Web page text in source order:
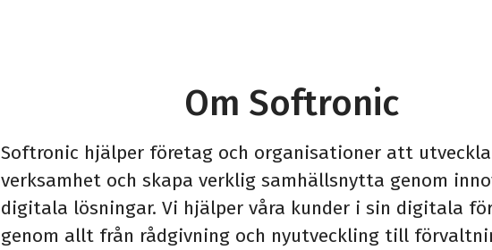
Om Softronic
Softronic hjälper företag och organisationer att
verksamhet och skapa verklig samhällsnytta genom
digitala lösningar. Vi hjälper våra kunder i sin digitala
genom allt från rådgivning och nyutveckling till